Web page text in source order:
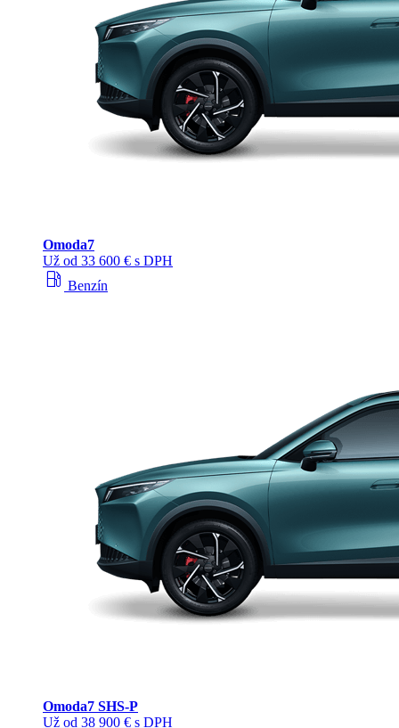
Omoda7
Už od 33 600 € s DPH
local_gas_station Benzín
Omoda7 SHS-P
Už od 38 900 € s DPH